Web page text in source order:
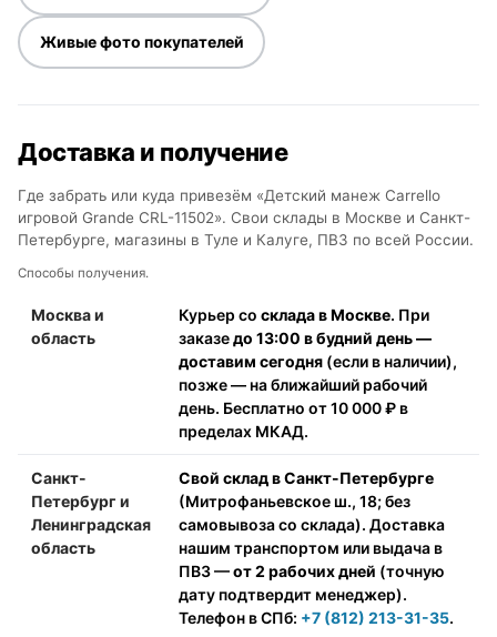
Живые фото покупателей
Доставка и получение
Где забрать или куда привезём «Детский манеж Carrello
игровой Grande CRL-11502». Свои склады в Москве и Санкт-
Петербурге, магазины в Туле и Калуге, ПВЗ по всей России.
Способы получения.
Москва и
область
Курьер со склада в Москве. При
заказедо 13:00 в будний день —
доставим сегодня (если в наличии),
позже — на ближайший рабочий
день. Бесплатно от 10 000 ₽ в
пределах МКАД.
Санкт-
Петербург и
Ленинградская
область
Свой склад в Санкт-Петербурге
(Митрофаньевское ш., 18; без
самовывоза со склада). Доставка
нашим транспортом или выдача в
ПВЗ —от 2 рабочих дней (точную
дату подтвердит менеджер).
Телефон в СПб: +7 (812) 213-31-35.